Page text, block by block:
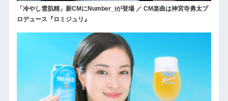
「冷やし雪肌精」新CMにNumber_iが登場 ／ CM楽曲は神宮寺勇太プ
ロデュース『ロミジュリ』